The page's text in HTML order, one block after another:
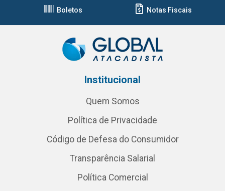
Boletos Notas Fiscais
Institucional
Quem Somos
Política de Privacidade
Código de Defesa do Consumidor
Transparência Salarial
Política Comercial